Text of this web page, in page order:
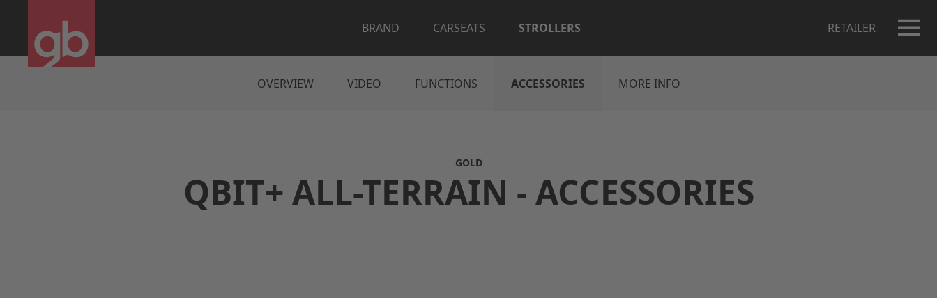
BRAND CARSEATS STROLLERS RETAILER
OVERVIEW VIDEO FUNCTIONS ACCESSORIES MORE INFO
GOLD
QBIT+ ALL-TERRAIN - ACCESSORIES